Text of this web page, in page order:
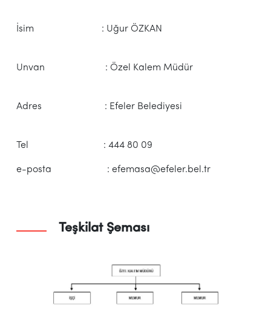
İsim : Uğur ÖZKAN
Unvan : Özel Kalem Müdür
Adres : Efeler Belediyesi
Tel : 444 80 09
e-posta : efemasa@efeler.bel.tr
Teşkilat Şeması